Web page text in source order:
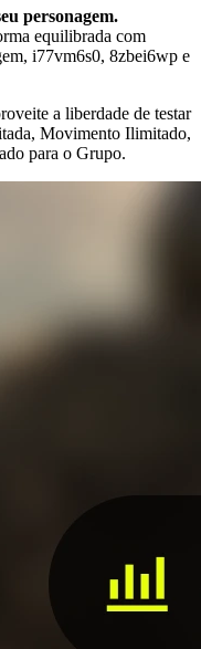
personagem.
equilibrada com
i77vm6s0, 8zbei6wp e
a liberdade de testar
Movimento Ilimitado,
para o Grupo.